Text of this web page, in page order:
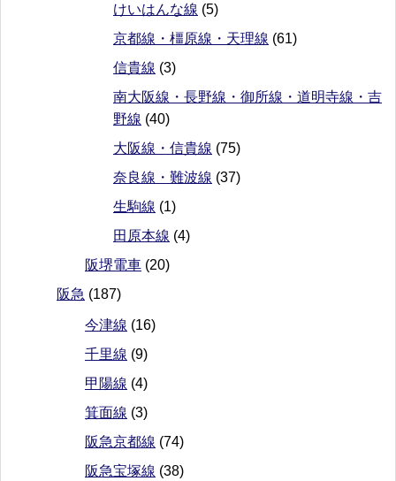
けいはんな線 (5)
京都線・橿原線・天理線 (61)
信貴線 (3)
南大阪線・長野線・御所線・道明寺線・吉
野線 (40)
大阪線・信貴線 (75)
奈良線・難波線 (37)
生駒線 (1)
田原本線 (4)
阪堺電車 (20)
阪急 (187)
今津線 (16)
千里線 (9)
甲陽線 (4)
箕面線 (3)
阪急京都線 (74)
阪急宝塚線 (38)